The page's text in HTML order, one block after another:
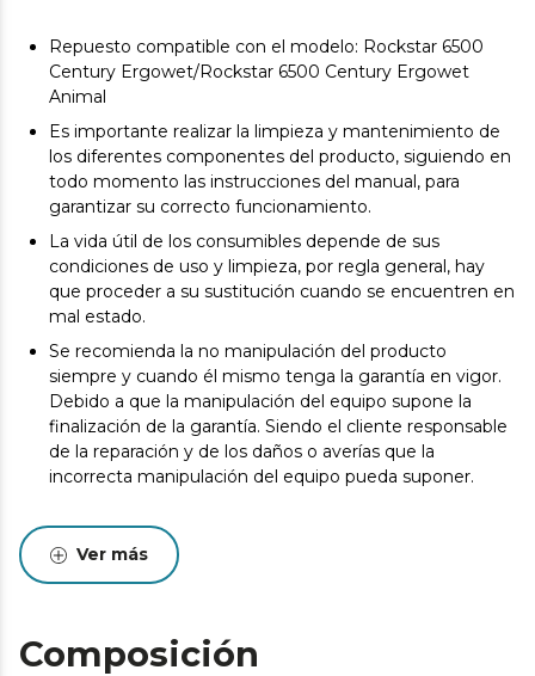
Repuesto compatible con el modelo: Rockstar 6500
Century Ergowet/Rockstar 6500 Century Ergowet
Animal
Es importante realizar la limpieza y mantenimiento de
los diferentes componentes del producto, siguiendo en
todo momento las instrucciones del manual, para
garantizar su correcto funcionamiento.
La vida útil de los consumibles depende de sus
condiciones de uso y limpieza, por regla general, hay
que proceder a su sustitución cuando se encuentren en
mal estado.
Se recomienda la no manipulación del producto
siempre y cuando él mismo tenga la garantía en vigor.
Debido a que la manipulación del equipo supone la
finalización de la garantía. Siendo el cliente responsable
de la reparación y de los daños o averías que la
incorrecta manipulación del equipo pueda suponer.
Ver más
Composición